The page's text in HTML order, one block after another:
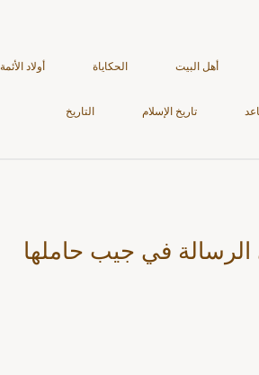
أهل البيت الحكاياة أولاد الأئمة
تاريخ الإسلام التاريخ
الرسالة في جيب حاملها